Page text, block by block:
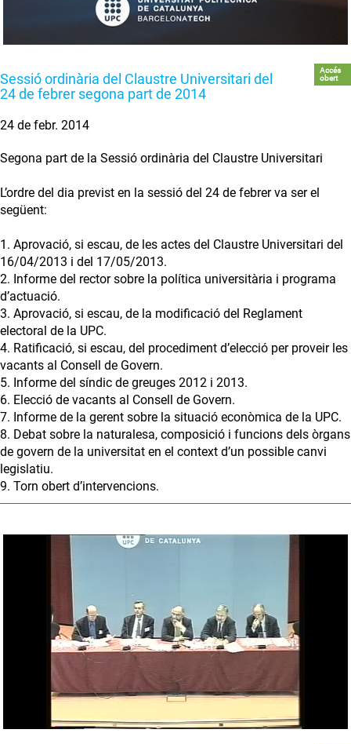
Sessió ordinària del Claustre Universitari del
24 de febrer segona part de 2014
Accés
obert
24 de febr. 2014
Segona part de la Sessió ordinària del Claustre Universitari
L’ordre del dia previst en la sessió del 24 de febrer va ser el
següent:
1. Aprovació, si escau, de les actes del Claustre Universitari del
16/04/2013 i del 17/05/2013.
2. Informe del rector sobre la política universitària i programa
d’actuació.
3. Aprovació, si escau, de la modificació del Reglament
electoral de la UPC.
4. Ratificació, si escau, del procediment d’elecció per proveir les
vacants al Consell de Govern.
5. Informe del síndic de greuges 2012 i 2013.
6. Elecció de vacants al Consell de Govern.
7. Informe de la gerent sobre la situació econòmica de la UPC.
8. Debat sobre la naturalesa, composició i funcions dels òrgans
de govern de la universitat en el context d’un possible canvi
legislatiu.
9. Torn obert d’intervencions.